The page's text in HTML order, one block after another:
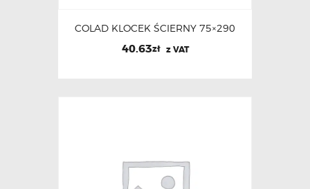
COLAD KLOCEK ŚCIERNY 75×290
40.63zł z VAT